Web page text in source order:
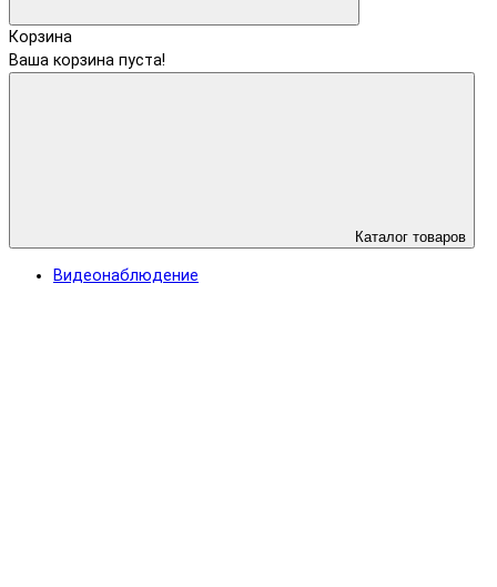
Корзина
Ваша корзина пуста!
Каталог товаров
Видеонаблюдение